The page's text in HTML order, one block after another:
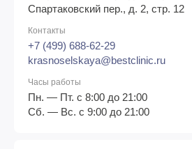
Спартаковский пер., д. 2, стр. 12
Контакты
+7 (499) 688-62-29
krasnoselskaya@bestclinic.ru
Часы работы
Пн. — Пт. с 8:00 до 21:00
Сб. — Вс. с 9:00 до 21:00